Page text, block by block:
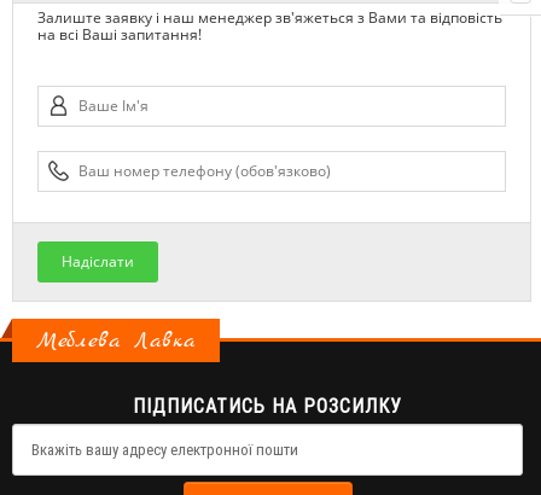
Залиште заявку і наш менеджер зв'яжеться з Вами та відповість
на всі Ваші запитання!
Надіслати
Меблева Лавка
ПІДПИСАТИСЬ НА РОЗСИЛКУ